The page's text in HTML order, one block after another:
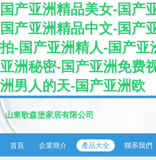
国产亚洲精品美女-国产
国产亚洲精品中文-国产
拍-国产亚洲精人-国产亚
亚洲秘密-国产亚洲免费
洲男人的天-国产亚洲欧
山東歌森堡家居有限公司
首頁 企業簡介 產品大全 聯系我們